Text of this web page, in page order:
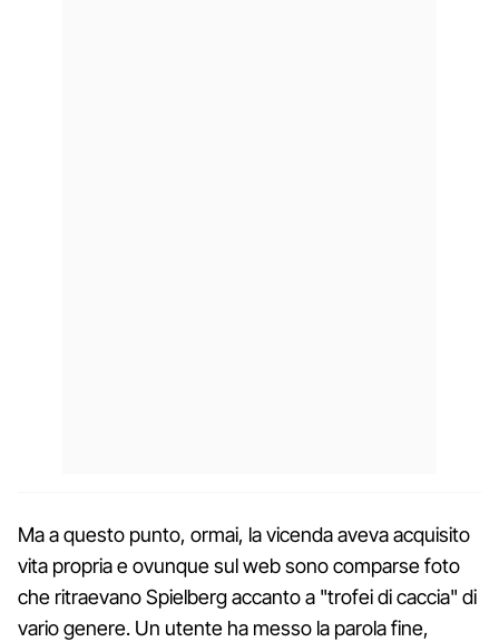
Ma a questo punto, ormai, la vicenda aveva acquisito
vita propria e ovunque sul web sono comparse foto
che ritraevano Spielberg accanto a "trofei di caccia" di
vario genere. Un utente ha messo la parola fine,